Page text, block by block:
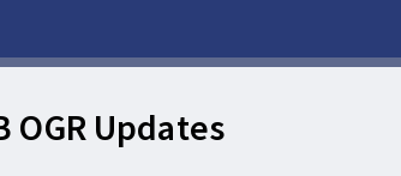
OGR Updates